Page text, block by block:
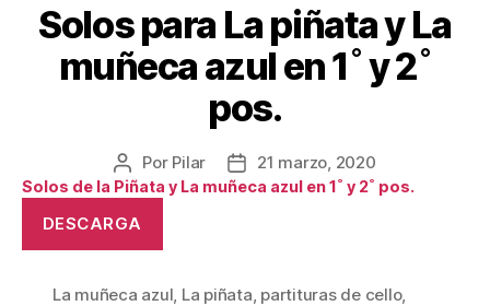
Solos para La piñata y La
muñeca azul en 1˚ y 2˚
pos.
Autor
de
publicación
Por Pilar
Fecha
de
21 marzo, 2020
Solos de la Piñata y La muñeca azul en 1˚ y 2˚ pos.
DESCARGA
La muñeca azul La piñata partituras de cello,